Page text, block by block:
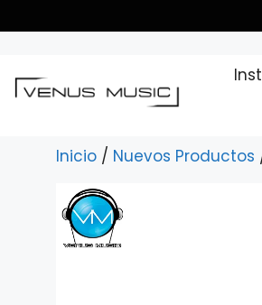
al
Inicio / Nuevos Productos